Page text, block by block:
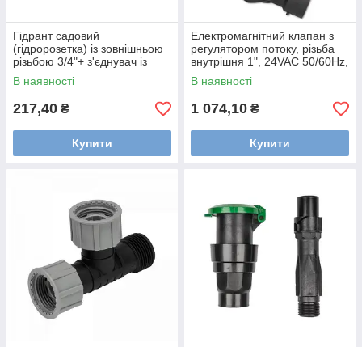
Гідрант садовий
(гідророзетка) із зовнішньою
різьбою 3/4"+ з'єднувач із
зовнішньою різьбою 3/4",
DSA-4834GZ/34GZ
В наявності
217,40 ₴
Купити
Електромагнітний клапан з
регулятором потоку, різьба
внутрішня 1", 24VAC 50/60Hz,
DSA-4000
В наявності
1 074,10 ₴
Купити